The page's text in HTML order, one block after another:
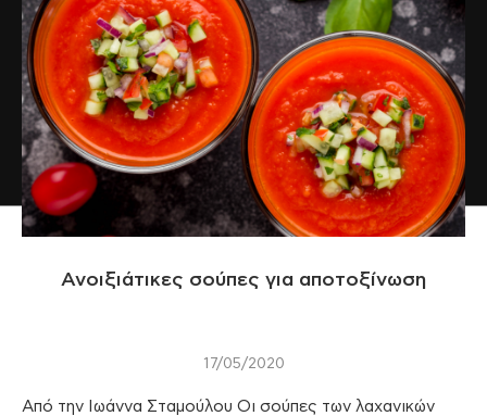
Ανοιξιάτικες σούπες για αποτοξίνωση
17/05/2020
Από την Ιωάννα Σταμούλου Οι σούπες των λαχανικών